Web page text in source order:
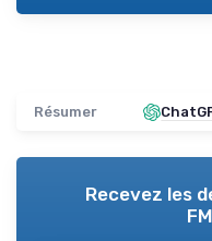
Résumer
Recevez les